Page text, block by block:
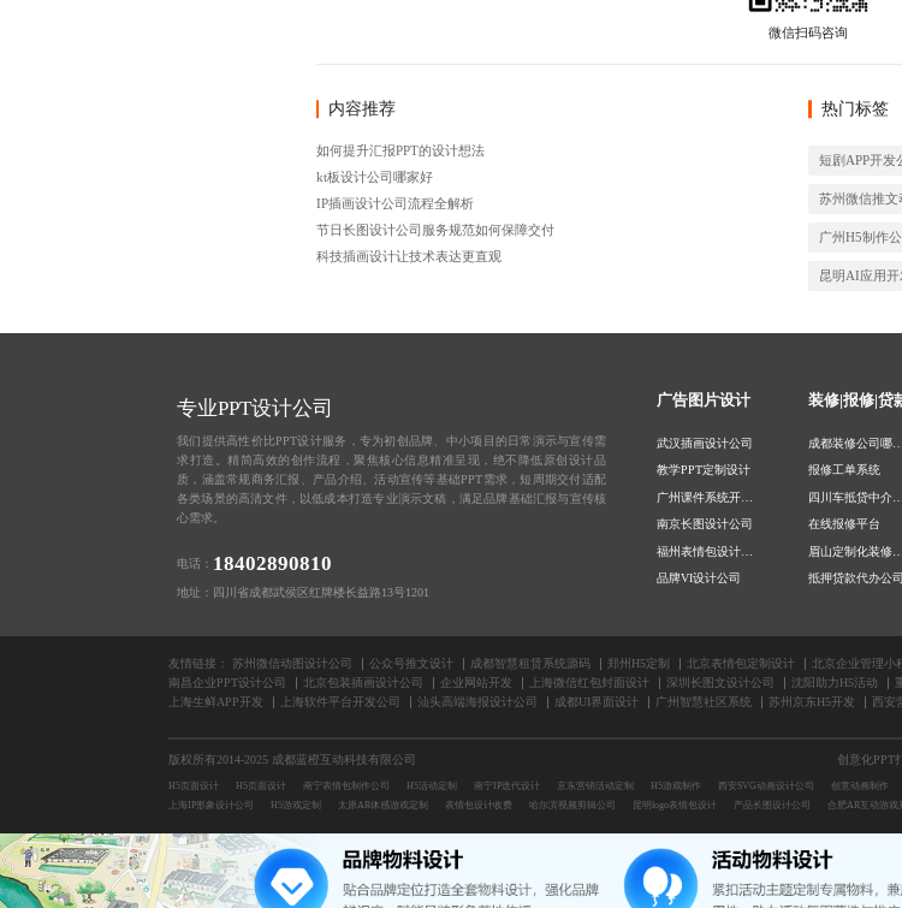
内容推荐
如何提升汇报PPT的设计想法
kt板设计公司哪家好
IP插画设计公司流程全解析
节日长图设计公司服务规范如何保障交付
科技插画设计让技术表达更直观
热门标签
短剧APP开发
苏州微信推文
广州H5制作
昆明AI应用开
专业PPT设计公司
我们提供高性价比PPT设计服务，专为初创品牌、中小项目的日常演示与宣传需
求打造。精简高效的创作流程，聚焦核心信息精准呈现，绝不降低原创设计品
质，涵盖常规商务汇报、产品介绍、活动宣传等基础PPT需求，短周期交付适配
各类场景的高清文件，以低成本打造专业演示文稿，满足品牌基础汇报与宣传核
心需求。
电话： 18402890810
地址：四川省成都武侯区红牌楼长益路13号1201
广告图片设计
武汉插画设计公司
教学PPT定制设计
南京长图设计公司
品牌VI设计公司
成都推文长图设计公司
广州课件定制公司
装修|报修|贷
报修工单系统
在线报修平台
抵押贷款代办公司
深圳贷款代办公
成都车抵贷
友情链接： 苏州微信动图设计公司 公众号推文设计 成都智慧租赁系统源码 郑州H5定制 北京表情包定制设计 北京企业管理小
南昌企业PPT设计公司
北京包装插画设计公司 企业网站开发 上海微信红包封面设计 深圳长图文设计公司 沈阳助力H5活动
上海生鲜APP开发
上海软件平台开发公司 汕头高端海报设计公司 成都UI界面设计 广州智慧社区系统 苏州京东H5开发 西安
版权所有2014-2025 成都蓝橙互动科技有限公司 创意化PPT
H5页面设计 H5页面设计 南宁表情包制作公司 H5活动定制 南宁IP迭代设计 京东营销活动定制 H5游戏制作 西安SVG动画设计公司 创意动画制作
上海IP形象设计公司
H5游戏定制 太原AR体感游戏定制 表情包设计收费 哈尔滨视频剪辑公司 昆明logo表情包设计 产品长图设计公司 合肥AR互动游戏